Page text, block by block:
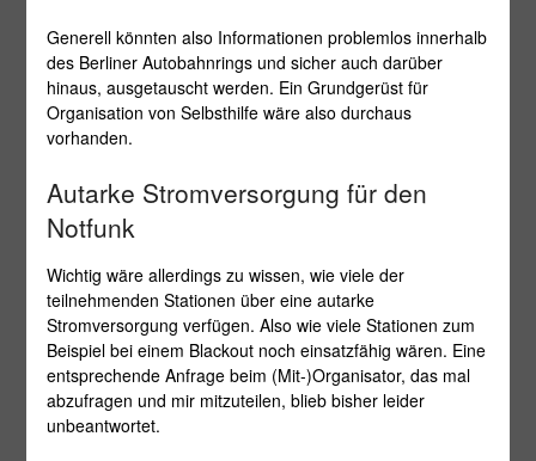
Generell könnten also Informationen problemlos innerhalb
des Berliner Autobahnrings und sicher auch darüber
hinaus, ausgetauscht werden. Ein Grundgerüst für
Organisation von Selbsthilfe wäre also durchaus
vorhanden.
Autarke Stromversorgung für den
Notfunk
Wichtig wäre allerdings zu wissen, wie viele der
teilnehmenden Stationen über eine autarke
Stromversorgung verfügen. Also wie viele Stationen zum
Beispiel bei einem Blackout noch einsatzfähig wären. Eine
entsprechende Anfrage beim (Mit-)Organisator, das mal
abzufragen und mir mitzuteilen, blieb bisher leider
unbeantwortet.